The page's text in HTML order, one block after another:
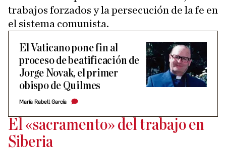
trabajos forzados y la persecución de la fe en
el sistema comunista.
El Vaticano pone fin al
proceso de beatificación de
Jorge Novak, el primer
obispo de Quilmes
María Rabell García
El «sacramento» del trabajo en
Siberia